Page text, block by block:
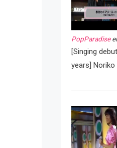
PopParadise
[Singing
years]